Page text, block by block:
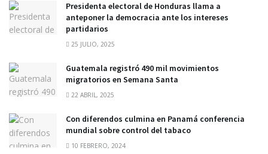
Presidenta electoral de Honduras llama a
anteponer la democracia ante los intereses
partidarios
25 JULIO, 2025
Guatemala registró 490 mil movimientos
migratorios en Semana Santa
22 ABRIL, 2025
Con diferendos culmina en Panamá conferencia
mundial sobre control del tabaco
10 FEBRERO, 2024